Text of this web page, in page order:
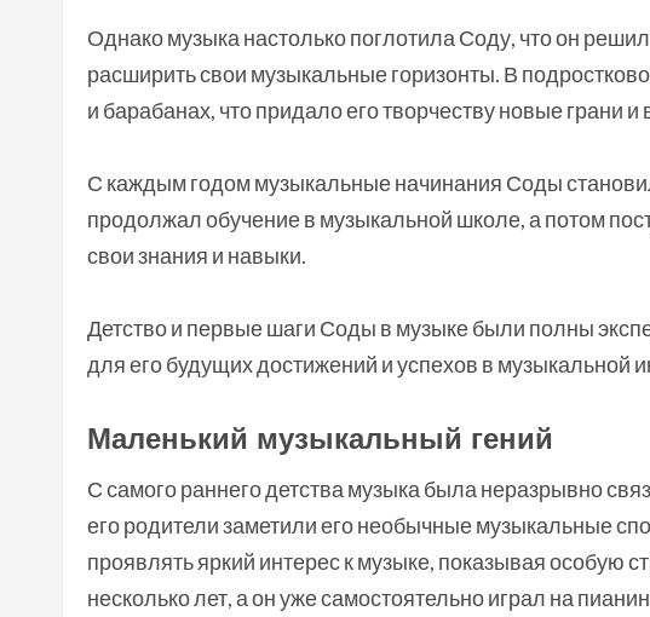
Однако музыка настолько поглотила Соду, что он
расширить свои музыкальные горизонты. В
и барабанах, что придало его творчеству новые грани и
С каждым годом музыкальные начинания Соды
продолжал обучение в музыкальной школе, а потом
свои знания и навыки.
Детство и первые шаги Соды в музыке были полны
для его будущих достижений и успехов в музыкальной
Маленький музыкальный гений
С самого раннего детства музыка была неразрывно
его родители заметили его необычные музыкальные
проявлять яркий интерес к музыке, показывая особую
несколько лет, а он уже самостоятельно играл на